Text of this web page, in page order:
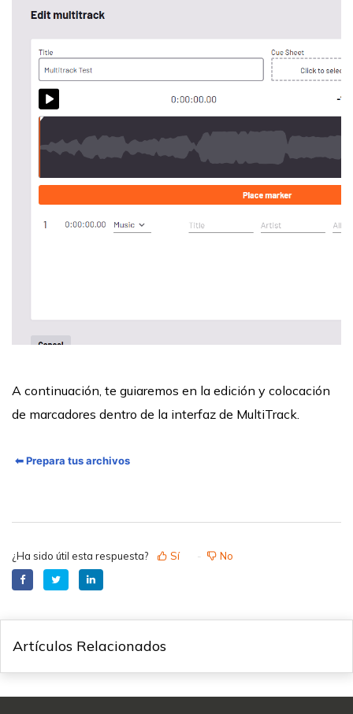
A continuación, te guiaremos en la edición y colocación
de marcadores dentro de la interfaz de MultiTrack.
⬅ Prepara tus archivos
¿Ha sido útil esta respuesta? Sí No
Artículos Relacionados